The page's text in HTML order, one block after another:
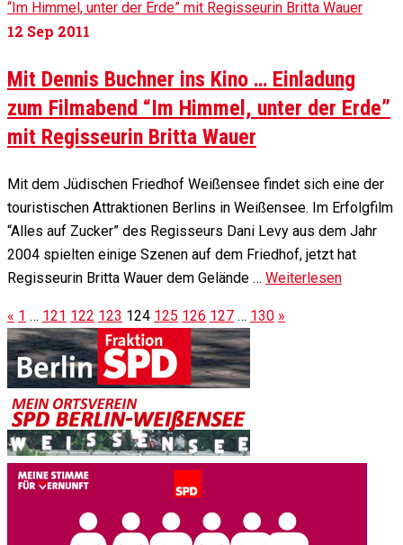
12 Sep 2011
Mit Dennis Buchner ins Kino … Einladung
zum Filmabend “Im Himmel, unter der Erde”
mit Regisseurin Britta Wauer
Mit dem Jüdischen Friedhof Weißensee findet sich eine der
touristischen Attraktionen Berlins in Weißensee. Im Erfolgfilm
“Alles auf Zucker” des Regisseurs Dani Levy aus dem Jahr
2004 spielten einige Szenen auf dem Friedhof, jetzt hat
Regisseurin Britta Wauer dem Gelände … Weiterlesen
« 1 … 121 122 123 124 125 126 127 … 130 »